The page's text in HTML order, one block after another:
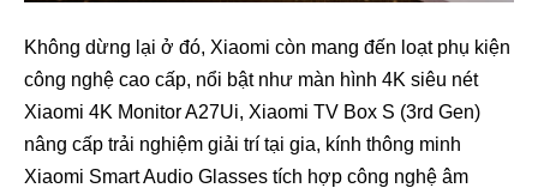
Không dừng lại ở đó, Xiaomi còn mang đến loạt phụ kiện
công nghệ cao cấp, nổi bật như màn hình 4K siêu nét
Xiaomi 4K Monitor A27Ui, Xiaomi TV Box S (3rd Gen)
nâng cấp trải nghiệm giải trí tại gia, kính thông minh
Xiaomi Smart Audio Glasses tích hợp công nghệ âm